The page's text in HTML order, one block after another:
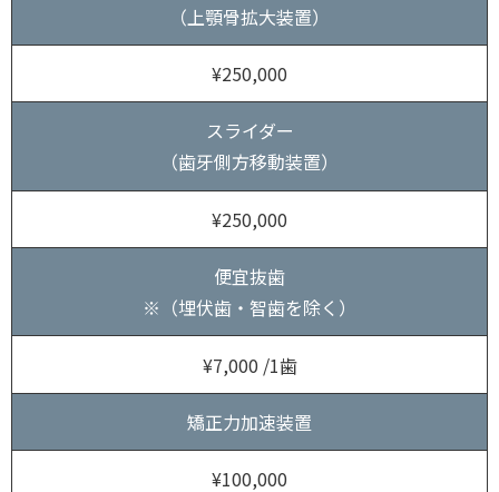
（上顎骨拡大装置）
¥250,000
スライダー
（歯牙側方移動装置）
¥250,000
便宜抜歯
※（埋伏歯・智歯を除く）
¥7,000 /1歯
矯正力加速装置
¥100,000